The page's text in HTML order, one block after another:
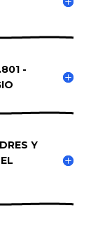
-
Y